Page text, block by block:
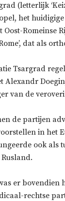
(letterlijk
het
Oost-Romeinse
dat als
Tsargrad
Alexandr
van de
de partijen
in het
ook als
er bovendien
rechtse